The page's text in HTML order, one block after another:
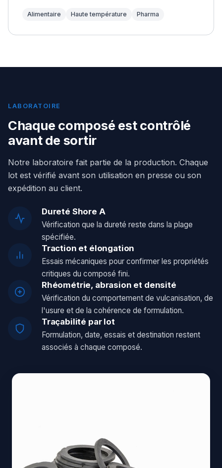
Alimentaire Haute température Pharma
LABORATOIRE
Chaque composé est contrôlé
avant de sortir
Notre laboratoire fait partie de la production. Chaque
lot est vérifié avant son utilisation en presse ou son
expédition au client.
Dureté Shore A
Vérification que la dureté reste dans la plage
spécifiée.
Traction et élongation
Essais mécaniques pour confirmer les propriétés
critiques du composé fini.
Rhéométrie, abrasion et densité
Vérification du comportement de vulcanisation, de
l'usure et de la cohérence de formulation.
Traçabilité par lot
Formulation, date, essais et destination restent
associés à chaque composé.